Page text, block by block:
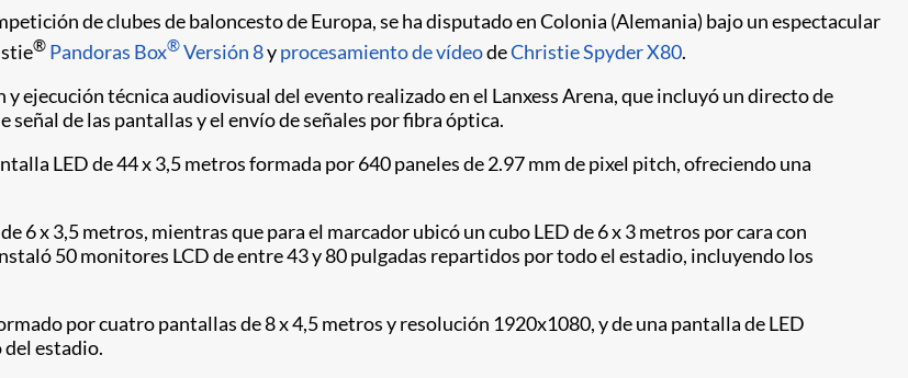
de clubes de baloncesto de Europa, se ha disputado en Colonia (Alemania) bajo un espectacular
® Pandoras Box®Versión 8yprocesamiento de vídeodeChristie Spyder X80.
ejecución técnica audiovisual del evento realizado en el Lanxess Arena, que incluyó un directo de
de las pantallas y el envío de señales por fibra óptica.
LED de 44 x 3,5 metros formada por 640 paneles de 2.97 mm de pixel pitch, ofreciendo una
6 x 3,5 metros, mientras que para el marcador ubicó un cubo LED de 6 x 3 metros por cara con
50 monitores LCD de entre 43 y 80 pulgadas repartidos por todo el estadio, incluyendo los
por cuatro pantallas de 8 x 4,5 metros y resolución 1920x1080, y de una pantalla de LED
estadio.